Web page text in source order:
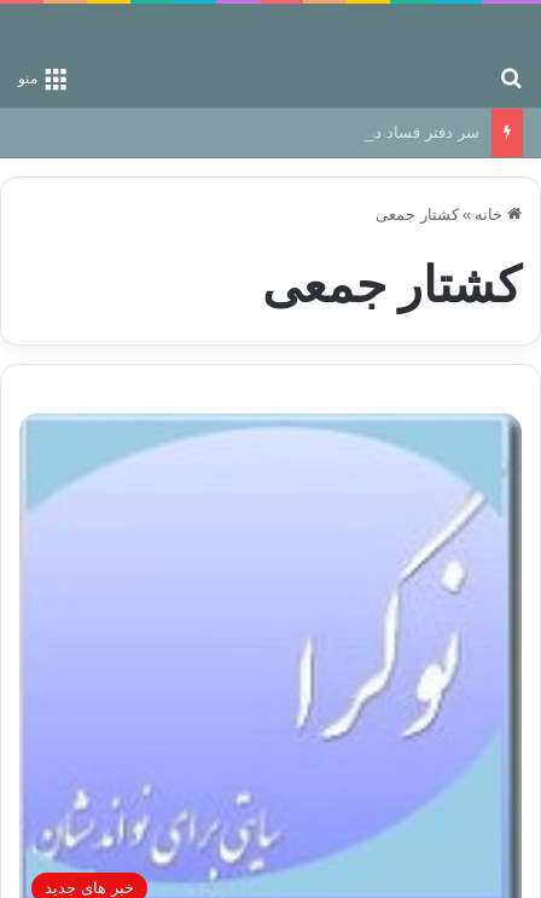
منو
سر دفتر فساد در زمین‌، دوری وکناره‌گیری از راه خداست‌!
خانه » کشتار جمعی
کشتار جمعی
خبر های جدید